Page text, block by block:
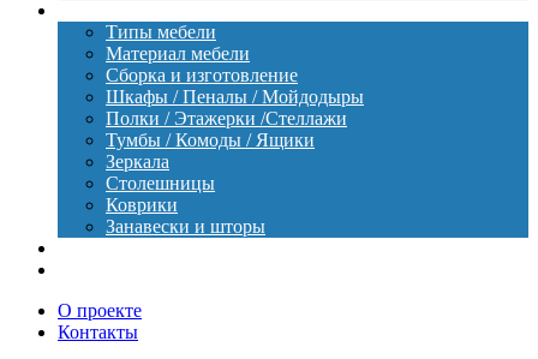
Типы мебели
Материал мебели
Сборка и изготовление
Шкафы / Пеналы / Мойдодыры
Полки / Этажерки /Стеллажи
Тумбы / Комоды / Ящики
Зеркала
Столешницы
Коврики
Занавески и шторы
О проекте
Контакты